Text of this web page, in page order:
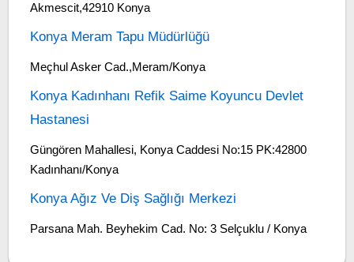
Akmescit,42910 Konya
Konya Meram Tapu Müdürlüğü
Meçhul Asker Cad.,Meram/Konya
Konya Kadınhanı Refik Saime Koyuncu Devlet
Hastanesi
Güngören Mahallesi, Konya Caddesi No:15 PK:42800
Kadınhanı/Konya
Konya Ağız Ve Diş Sağlığı Merkezi
Parsana Mah. Beyhekim Cad. No: 3 Selçuklu / Konya